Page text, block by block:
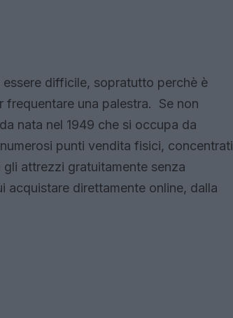
difficile, sopratutto perchè è
frequentare una palestra. Se non
nata nel 1949 che si occupa da
punti vendita fisici, concentrati
attrezzi gratuitamente senza
acquistare direttamente online, dalla